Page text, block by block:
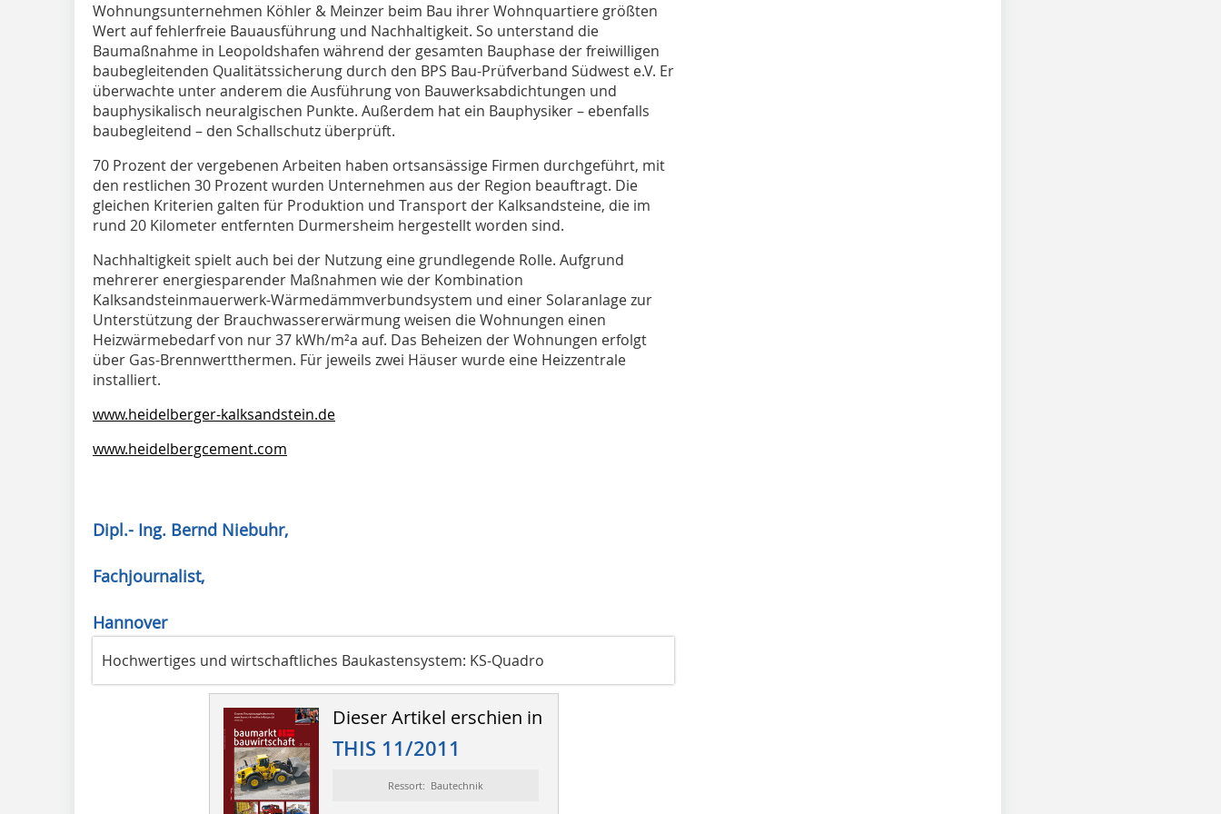
Wohnungsunternehmen Köhler & Meinzer beim Bau ihrer Wohnquartiere größten
Wert auf fehlerfreie Bauausführung und Nachhaltigkeit. So unterstand die
Baumaßnahme in Leopoldshafen während der gesamten Bauphase der freiwilligen
baubegleitenden Qualitätssicherung durch den BPS Bau-Prüfverband Südwest e.V. Er
überwachte unter anderem die Ausführung von Bauwerksabdichtungen und
bauphysikalisch neuralgischen Punkte. Außerdem hat ein Bauphysiker – ebenfalls
baubegleitend – den Schallschutz überprüft.
70 Prozent der vergebenen Arbeiten haben ortsansässige Firmen durchgeführt, mit
den restlichen 30 Prozent wurden Unternehmen aus der Region beauftragt. Die
gleichen Kriterien galten für Produktion und Transport der Kalksandsteine, die im
rund 20 Kilometer entfernten Durmersheim hergestellt worden sind.
Nachhaltigkeit spielt auch bei der Nutzung eine grundlegende Rolle. Aufgrund
mehrerer energiesparender Maßnahmen wie der Kombination
Kalksandsteinmauerwerk-Wärmedämmverbundsystem und einer Solaranlage zur
Unterstützung der Brauchwassererwärmung weisen die Wohnungen einen
Heizwärmebedarf von nur 37 kWh/m²a auf. Das Beheizen der Wohnungen erfolgt
über Gas-Brennwertthermen. Für jeweils zwei Häuser wurde eine Heizzentrale
installiert.
www.heidelberger-kalksandstein.de
www.heidelbergcement.com
Dipl.- Ing. Bernd Niebuhr,
Fachjournalist,
Hannover
Hochwertiges und wirtschaftliches Baukastensystem: KS-Quadro
Dieser Artikel erschien in
THIS 11/2011
Ressort: Bautechnik